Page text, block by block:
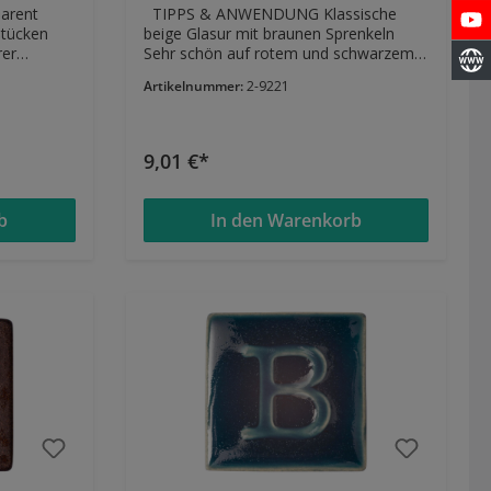
und
sie
TIPPS & ANWENDUNG Klassische
beige Glasur mit braunen Sprenkeln
Sehr schön auf rotem und schwarzem
werden EIGENSCHAFTEN
Artikelnummer:2-9221
9,01 €*
In den Warenkorb